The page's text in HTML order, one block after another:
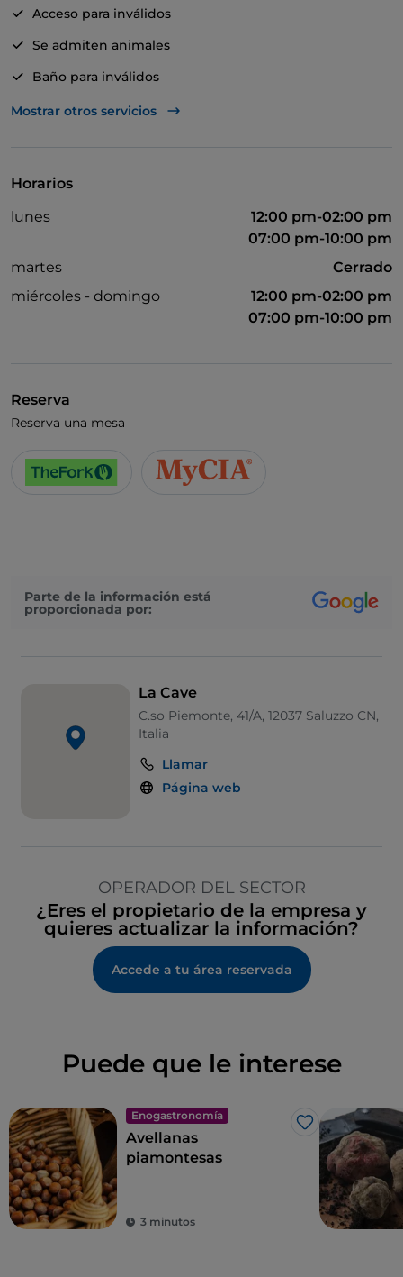
Acceso para inválidos
Se admiten animales
Baño para inválidos
Bancomat
No fumadores
Mesas de exterior
Mostrar otros servicios
Horarios
lunes
12:00 pm-02:00 pm
07:00 pm-10:00 pm
martes
Cerrado
miércoles - domingo
12:00 pm-02:00 pm
07:00 pm-10:00 pm
Reserva
Reserva una mesa
Parte de la información está
proporcionada por:
La Cave
C.so Piemonte, 41/A, 12037 Saluzzo CN,
Italia
Llamar
Página web
OPERADOR DEL SECTOR
¿Eres el propietario de la empresa y
quieres actualizar la información?
Accede a tu área reservada
Puede que le interese
Enogastronomía
Me gusta
Avellanas
piamontesas
3 minutos